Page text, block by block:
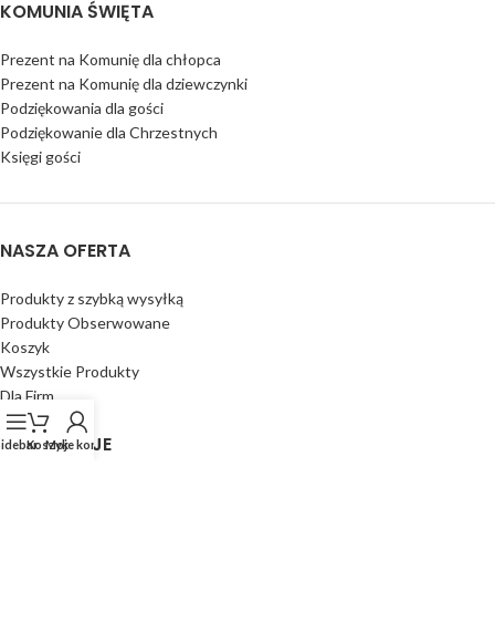
KOMUNIA ŚWIĘTA
Prezent na Komunię dla chłopca
Prezent na Komunię dla dziewczynki
Podziękowania dla gości
Podziękowanie dla Chrzestnych
Księgi gości
NASZA OFERTA
Produkty z szybką wysyłką
Produkty Obserwowane
Koszyk
Wszystkie Produkty
Dla Firm
INNE OKAZJE
Koszyk
Moje konto